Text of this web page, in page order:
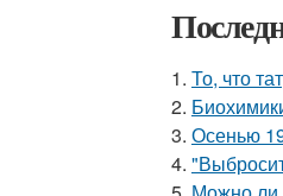
1. То, что
2.
3. Осенью
4.